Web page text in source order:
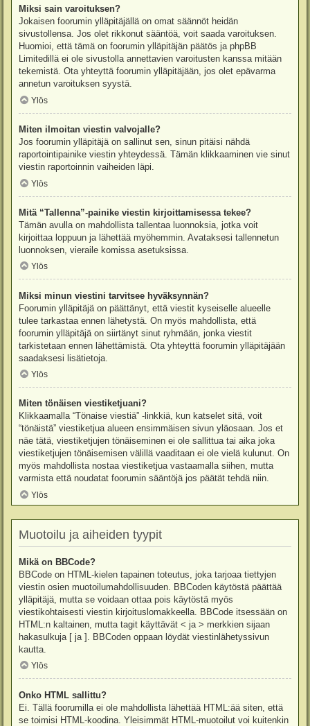
Miksi sain varoituksen?
Jokaisen foorumin ylläpitäjällä on omat säännöt heidän
sivustollensa. Jos olet rikkonut sääntöä, voit saada varoituksen.
Huomioi, että tämä on foorumin ylläpitäjän päätös ja phpBB
Limitedillä ei ole sivustolla annettavien varoitusten kanssa mitään
tekemistä. Ota yhteyttä foorumin ylläpitäjään, jos olet epävarma
annetun varoituksen syystä.
Ylös
Miten ilmoitan viestin valvojalle?
Jos foorumin ylläpitäjä on sallinut sen, sinun pitäisi nähdä
raportointipainike viestin yhteydessä. Tämän klikkaaminen vie sinut
viestin raportoinnin vaiheiden läpi.
Ylös
Mitä “Tallenna”-painike viestin kirjoittamisessa tekee?
Tämän avulla on mahdollista tallentaa luonnoksia, jotka voit
kirjoittaa loppuun ja lähettää myöhemmin. Avataksesi tallennetun
luonnoksen, vieraile komissa asetuksissa.
Ylös
Miksi minun viestini tarvitsee hyväksynnän?
Foorumin ylläpitäjä on päättänyt, että viestit kyseiselle alueelle
tulee tarkastaa ennen lähetystä. On myös mahdollista, että
foorumin ylläpitäjä on siirtänyt sinut ryhmään, jonka viestit
tarkistetaan ennen lähettämistä. Ota yhteyttä foorumin ylläpitäjään
saadaksesi lisätietoja.
Ylös
Miten tönäisen viestiketjuani?
Klikkaamalla “Tönaise viestiä” -linkkiä, kun katselet sitä, voit
“tönäistä” viestiketjua alueen ensimmäisen sivun yläosaan. Jos et
näe tätä, viestiketjujen tönäiseminen ei ole sallittua tai aika joka
viestiketjujen tönäisemisen välillä vaaditaan ei ole vielä kulunut. On
myös mahdollista nostaa viestiketjua vastaamalla siihen, mutta
varmista että noudatat foorumin sääntöjä jos päätät tehdä niin.
Ylös
Muotoilu ja aiheiden tyypit
Mikä on BBCode?
BBCode on HTML-kielen tapainen toteutus, joka tarjoaa tiettyjen
viestin osien muotoilumahdollisuuden. BBCoden käytöstä päättää
ylläpitäjä, mutta se voidaan ottaa pois käytöstä myös
viestikohtaisesti viestin kirjoituslomakkeella. BBCode itsessään on
HTML:n kaltainen, mutta tagit käyttävät < ja > merkkien sijaan
hakasulkuja [ ja ]. BBCoden oppaan löydät viestinlähetyssivun
kautta.
Ylös
Onko HTML sallittu?
Ei. Tällä foorumilla ei ole mahdollista lähettää HTML:ää siten, että
se toimisi HTML-koodina. Yleisimmät HTML-muotoilut voi kuitenkin